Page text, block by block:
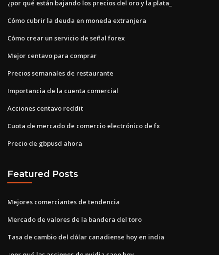
¿por qué están bajando los precios del oro y la plata_
Cómo cubrir la deuda en moneda extranjera
Cómo crear un servicio de señal forex
Mejor centavo para comprar
Precios semanales de restaurante
Importancia de la cuenta comercial
Acciones centavo reddit
Cuota de mercado de comercio electrónico de fx
Precio de gbpusd ahora
Featured Posts
Mejores comerciantes de tendencia
Mercado de valores de la bandera del toro
Tasa de cambio del dólar canadiense hoy en india